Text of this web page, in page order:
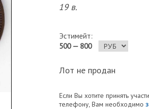
19 в.
Эстимейт:
500 — 800
Лот не продан
Если Вы хотите принять
телефону, Вам необходимо